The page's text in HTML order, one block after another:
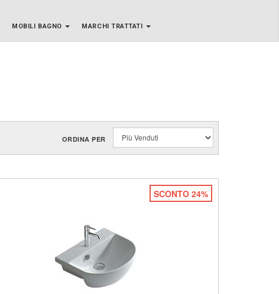
MOBILI BAGNO MARCHI TRATTATI
ORDINA PER
SCONTO 24%